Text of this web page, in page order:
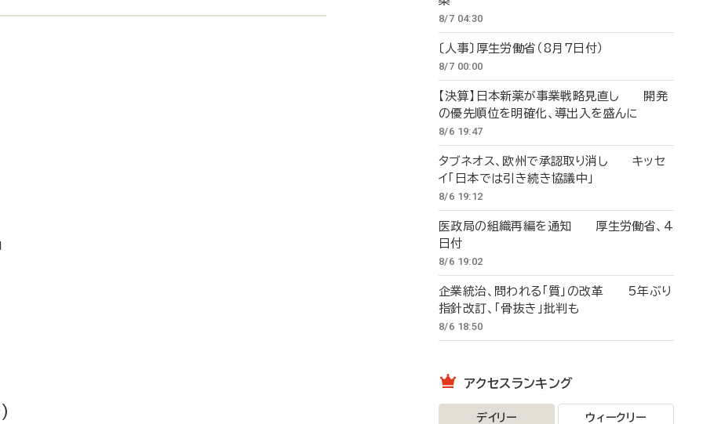
8/7 04:30
〔人事〕厚生労働省（8月7日付）
8/7 00:00
【決算】日本新薬が事業戦略見直し 開発
の優先順位を明確化、導出入を盛んに
8/6 19:47
タブネオス、欧州で承認取り消し キッセ
イ「日本では引き続き協議中」
8/6 19:12
医政局の組織再編を通知 厚生労働省、4
日付
8/6 19:02
企業統治、問われる「質」の改革 5年ぶり
指針改訂、「骨抜き」批判も
8/6 18:50
アクセスランキング
デイリー ウィークリー